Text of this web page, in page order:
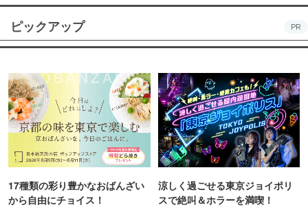
ピックアップ PR
17種類の彩り豊かなおばんざい
から自由にチョイス！
涼しく過ごせる東京ジョイポリ
スで絶叫＆ホラーを満喫！